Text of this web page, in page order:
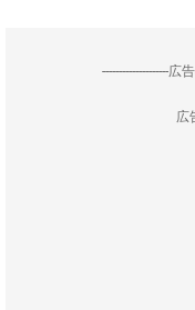
--------------------広
広